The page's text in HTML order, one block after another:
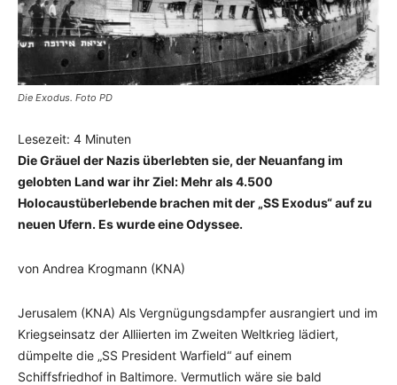
Die Exodus. Foto PD
Lesezeit: 4 Minuten
Die Gräuel der Nazis überlebten sie, der Neuanfang im
gelobten Land war ihr Ziel: Mehr als 4.500
Holocaustüberlebende brachen mit der „SS Exodus“ auf zu
neuen Ufern. Es wurde eine Odyssee.
von Andrea Krogmann (KNA)
Jerusalem (KNA) Als Vergnügungsdampfer ausrangiert und im
Kriegseinsatz der Alliierten im Zweiten Weltkrieg lädiert,
dümpelte die „SS President Warfield“ auf einem
Schiffsfriedhof in Baltimore. Vermutlich wäre sie bald